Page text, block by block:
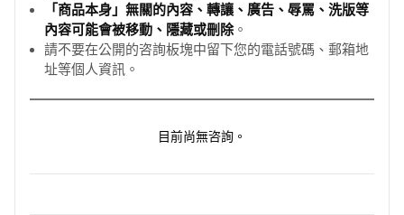
「商品本身」無關的內容、轉讓、廣告、辱罵、洗版等
內容可能會被移動、隱藏或刪除。
請不要在公開的咨詢板塊中留下您的電話號碼、郵箱地
址等個人資訊。
目前尚無咨詢。